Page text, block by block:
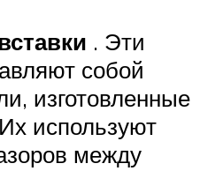
. Эти
собой
изготовленные
используют
между